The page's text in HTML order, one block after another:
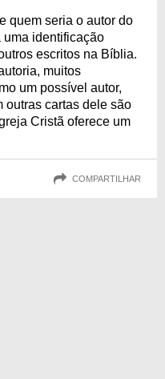
quem seria o autor do
uma identificação
escritos na Bíblia.
muitos
um possível autor,
outras cartas dele são
Cristã oferece um
COMPARTILHAR